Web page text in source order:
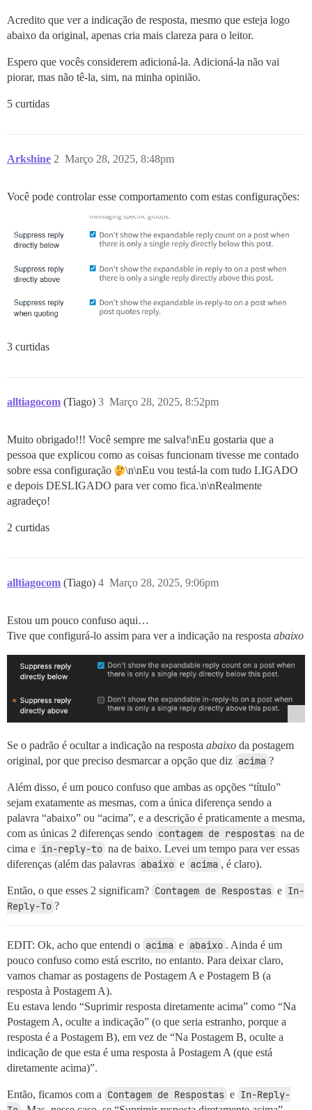
Acredito que ver a indicação de resposta, mesmo que esteja logo
abaixo da original, apenas cria mais clareza para o leitor.
Espero que vocês considerem adicioná-la. Adicioná-la não vai
piorar, mas não tê-la, sim, na minha opinião.
5 curtidas
Arkshine Março 28, 2025, 8:48pm
2
Você pode controlar esse comportamento com estas configurações:
3 curtidas
alltiagocom (Tiago) Março 28, 2025, 8:52pm
3
Muito obrigado!!! Você sempre me salva!\nEu gostaria que a
pessoa que explicou como as coisas funcionam tivesse me contado
sobre essa configuração
\n\nEu vou testá-la com tudo LIGADO
e depois DESLIGADO para ver como fica.\n\nRealmente
agradeço!
2 curtidas
alltiagocom (Tiago) Março 28, 2025, 9:06pm
4
Estou um pouco confuso aqui…
Tive que configurá-lo assim para ver a indicação na resposta abaixo
Se o padrão é ocultar a indicação na resposta abaixo da postagem
original, por que preciso desmarcar a opção que diz acima ?
Além disso, é um pouco confuso que ambas as opções “título”
sejam exatamente as mesmas, com a única diferença sendo a
palavra “abaixo” ou “acima”, e a descrição é praticamente a mesma,
com as únicas 2 diferenças sendo contagem de respostas na de
cima e in-reply-to na de baixo. Levei um tempo para ver essas
diferenças (além das palavras abaixo e acima , é claro).
Então, o que esses 2 significam? Contagem de Respostas e In-
Reply-To ?
EDIT: Ok, acho que entendi o acima e abaixo . Ainda é um
pouco confuso como está escrito, no entanto. Para deixar claro,
vamos chamar as postagens de Postagem A e Postagem B (a
resposta à Postagem A).
Eu estava lendo “Suprimir resposta diretamente acima” como “Na
Postagem A, oculte a indicação” (o que seria estranho, porque a
resposta é a Postagem B), em vez de “Na Postagem B, oculte a
indicação de que esta é uma resposta à Postagem A (que está
diretamente acima)”.
Então, ficamos com a Contagem de Respostas e In-Reply-